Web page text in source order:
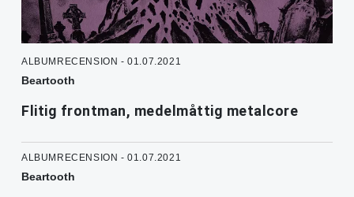
ALBUMRECENSION - 01.07.2021
Beartooth
Flitig frontman, medelmåttig metalcore
ALBUMRECENSION - 01.07.2021
Beartooth